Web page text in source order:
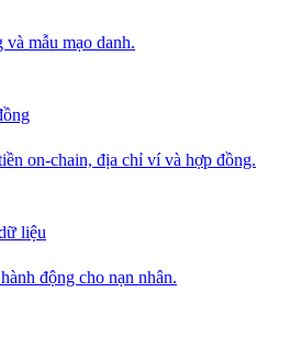
mẫu mạo danh.
on-chain, địa chỉ ví và hợp đồng.
liệu
động cho nạn nhân.